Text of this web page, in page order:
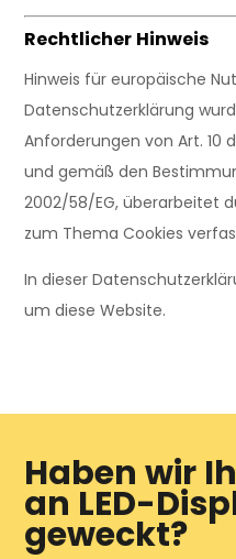
Rechtlicher Hinweis
Hinweis für europäische
Datenschutzerklärung
Anforderungen von Art. 10
und gemäß den
2002/58/EG, überarbeitet
zum Thema Cookies
In dieser
um diese Website.
Haben wir
an LED-
geweckt?